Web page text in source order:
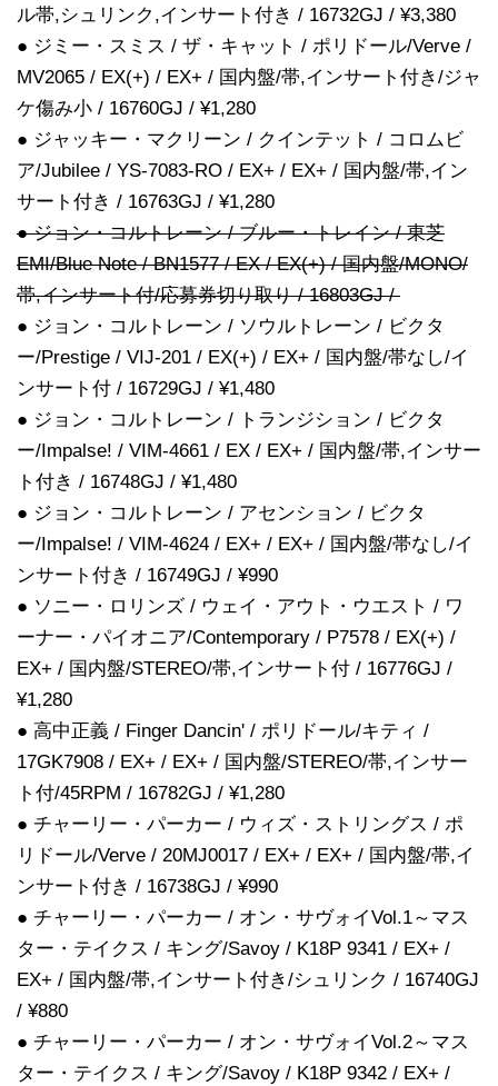
ル帯,シュリンク,インサート付き / 16732GJ / ¥3,380
● ジミー・スミス / ザ・キャット / ポリドール/Verve /
MV2065 / EX(+) / EX+ / 国内盤/帯,インサート付き/ジャ
ケ傷み小 / 16760GJ / ¥1,280
● ジャッキー・マクリーン / クインテット / コロムビ
ア/Jubilee / YS-7083-RO / EX+ / EX+ / 国内盤/帯,イン
サート付き / 16763GJ / ¥1,280
● ジョン・コルトレーン / ブルー・トレイン / 東芝
EMI/Blue Note / BN1577 / EX / EX(+) / 国内盤/MONO/
帯,インサート付/応募券切り取り / 16803GJ /
● ジョン・コルトレーン / ソウルトレーン / ビクタ
ー/Prestige / VIJ-201 / EX(+) / EX+ / 国内盤/帯なし/イ
ンサート付 / 16729GJ / ¥1,480
● ジョン・コルトレーン / トランジション / ビクタ
ー/Impalse! / VIM-4661 / EX / EX+ / 国内盤/帯,インサー
ト付き / 16748GJ / ¥1,480
● ジョン・コルトレーン / アセンション / ビクタ
ー/Impalse! / VIM-4624 / EX+ / EX+ / 国内盤/帯なし/イ
ンサート付き / 16749GJ / ¥990
● ソニー・ロリンズ / ウェイ・アウト・ウエスト / ワ
ーナー・パイオニア/Contemporary / P7578 / EX(+) /
EX+ / 国内盤/STEREO/帯,インサート付 / 16776GJ /
¥1,280
● 高中正義 / Finger Dancin' / ポリドール/キティ /
17GK7908 / EX+ / EX+ / 国内盤/STEREO/帯,インサー
ト付/45RPM / 16782GJ / ¥1,280
● チャーリー・パーカー / ウィズ・ストリングス / ポ
リドール/Verve / 20MJ0017 / EX+ / EX+ / 国内盤/帯,イ
ンサート付き / 16738GJ / ¥990
● チャーリー・パーカー / オン・サヴォイVol.1～マス
ター・テイクス / キング/Savoy / K18P 9341 / EX+ /
EX+ / 国内盤/帯,インサート付き/シュリンク / 16740GJ
/ ¥880
● チャーリー・パーカー / オン・サヴォイVol.2～マス
ター・テイクス / キング/Savoy / K18P 9342 / EX+ /